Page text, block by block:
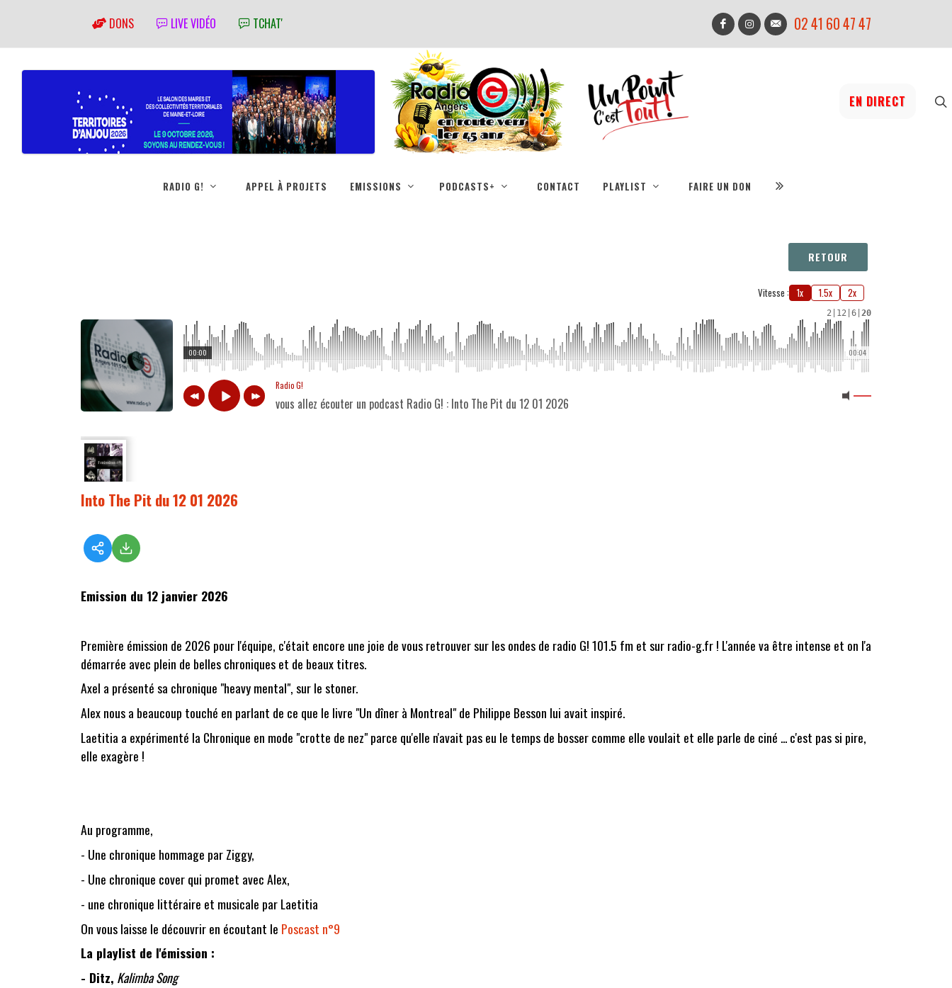
DONS LIVE VIDÉO TCHAT' 02 41 60 47 47
EN DIRECT
RADIO G! APPEL À PROJETS EMISSIONS PODCASTS+ CONTACT PLAYLIST FAIRE UN DON
RETOUR
Vitesse : 1x 1.5x 2x
2 12 6 20
00:04
00:00
Radio G!
vous allez écouter un podcast Radio G! : Into The Pit du 12 01 2026
Into The Pit du 12 01 2026
Emission du 12 janvier 2026
Première émission de 2026 pour l'équipe, c'était encore une joie de vous retrouver sur les ondes de radio G! 101.5 fm et sur radio-g.fr ! L'année va être intense et on l'a
démarrée avec plein de belles chroniques et de beaux titres.
Axel a présenté sa chronique "heavy mental", sur le stoner.
Alex nous a beaucoup touché en parlant de ce que le livre "Un dîner à Montreal" de Philippe Besson lui avait inspiré.
Laetitia a expérimenté la Chronique en mode "crotte de nez" parce qu'elle n'avait pas eu le temps de bosser comme elle voulait et elle parle de ciné ... c'est pas si pire,
elle exagère !
Au programme,
- Une chronique hommage par Ziggy,
- Une chronique cover qui promet avec Alex,
- une chronique littéraire et musicale par Laetitia
On vous laisse le découvrir en écoutant le Poscast n°9
La playlist de l'émission :
- Ditz, Kalimba Song